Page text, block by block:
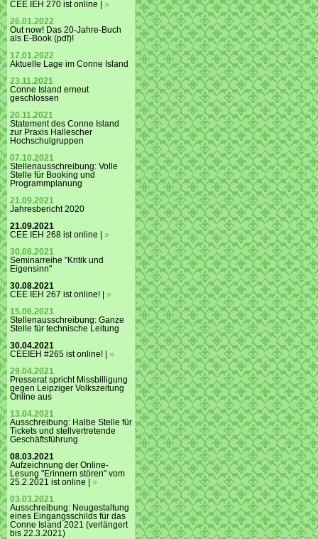
CEE IEH 270 ist online | »
26.01.2022
Out now! Das 20-Jahre-Buch
als E-Book (pdf)!
17.01.2022
Aktuelle Lage im Conne Island
23.11.2021
Conne Island erneut
geschlossen
20.11.2021
Statement des Conne Island
zur Praxis Hallescher
Hochschulgruppen
07.10.2021
Stellenausschreibung: Volle
Stelle für Booking und
Programmplanung
21.09.2021
Jahresbericht 2020
21.09.2021
CEE IEH 268 ist online | »
30.08.2021
Seminarreihe "Kritik und
Eigensinn"
30.08.2021
CEE IEH 267 ist online! | »
15.06.2021
Stellenausschreibung: Ganze
Stelle für technische Leitung
30.04.2021
CEEIEH #265 ist online! | »
29.04.2021
Presserat spricht Missbilligung
gegen Leipziger Volkszeitung
Online aus
13.04.2021
Ausschreibung: Halbe Stelle für
Tickets und stellvertretende
Geschäftsführung
08.03.2021
Aufzeichnung der Online-
Lesung "Erinnern stören" vom
25.2.2021 ist online | »
03.03.2021
Ausschreibung: Neugestaltung
eines Eingangsschilds für das
Conne Island 2021 (verlängert
bis 22.3.2021)